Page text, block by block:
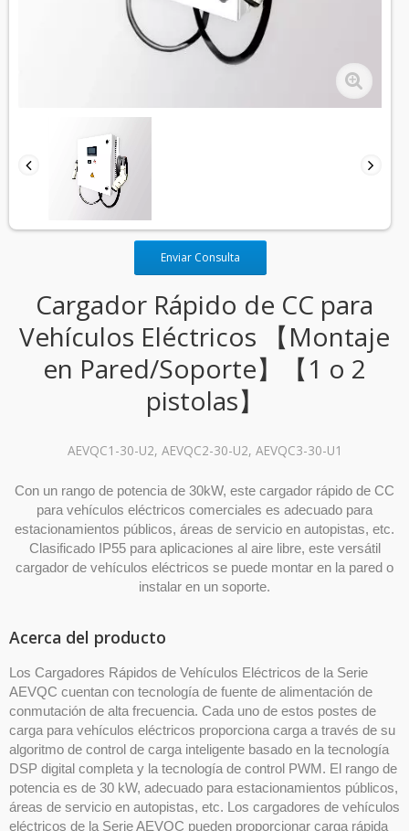
Enviar Consulta
Cargador Rápido de CC para
Vehículos Eléctricos 【Montaje
en Pared/Soporte】【1 o 2
pistolas】
AEVQC1-30-U2, AEVQC2-30-U2, AEVQC3-30-U1
Con un rango de potencia de 30kW, este cargador rápido de CC
para vehículos eléctricos comerciales es adecuado para
estacionamientos públicos, áreas de servicio en autopistas, etc.
Clasificado IP55 para aplicaciones al aire libre, este versátil
cargador de vehículos eléctricos se puede montar en la pared o
instalar en un soporte.
Acerca del producto
Los Cargadores Rápidos de Vehículos Eléctricos de la Serie
AEVQC cuentan con tecnología de fuente de alimentación de
conmutación de alta frecuencia. Cada uno de estos postes de
carga para vehículos eléctricos proporciona carga a través de su
algoritmo de control de carga inteligente basado en la tecnología
DSP digital completa y la tecnología de control PWM. El rango de
potencia es de 30 kW, adecuado para estacionamientos públicos,
áreas de servicio en autopistas, etc. Los cargadores de vehículos
eléctricos de la Serie AEVQC pueden proporcionar carga rápida